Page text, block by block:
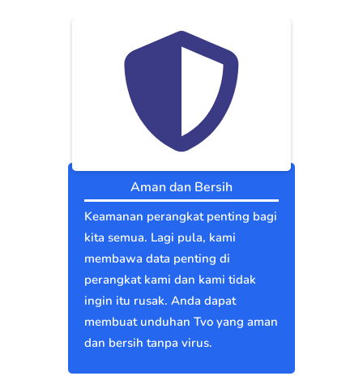
Aman dan Bersih
Keamanan perangkat penting bagi
kita semua. Lagi pula, kami
membawa data penting di
perangkat kami dan kami tidak
ingin itu rusak. Anda dapat
membuat unduhan Tvo yang aman
dan bersih tanpa virus.